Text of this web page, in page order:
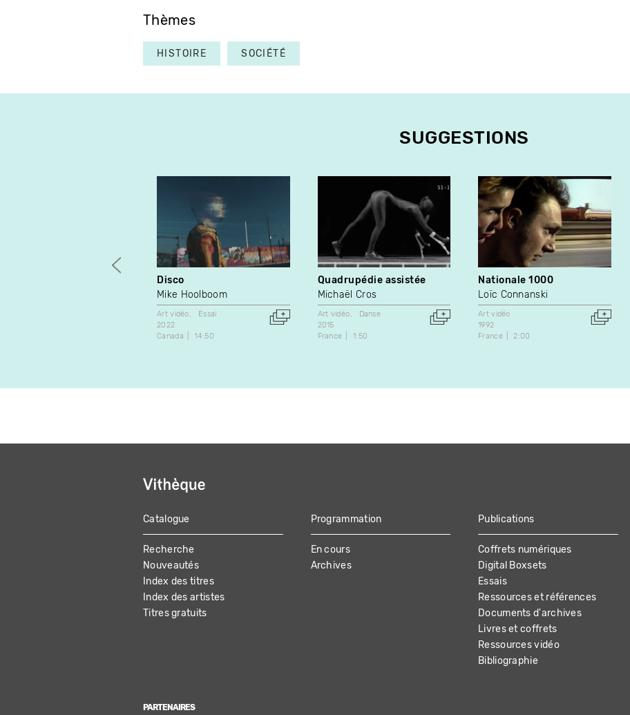
Thèmes
HISTOIRE SOCIÉTÉ
SUGGESTIONS
Disco
Mike Hoolboom
Art vidéo
Essai
2022
Canada
14:50
Quadrupédie assistée
Michaël Cros
Art vidéo
Danse
2015
France
1:50
Nationale 1000
Loïc Connanski
Art vidéo
1992
France
2:00
MAIN
NAVIGATION
Catalogue
Recherche
Nouveautés
Index des titres
Index des artistes
Titres gratuits
Programmation
En cours
Archives
Publications
Coffrets numériques
Digital Boxsets
Essais
Ressources et références
Documents d'archives
Livres et coffrets
Ressources vidéo
Bibliographie
PARTENAIRES